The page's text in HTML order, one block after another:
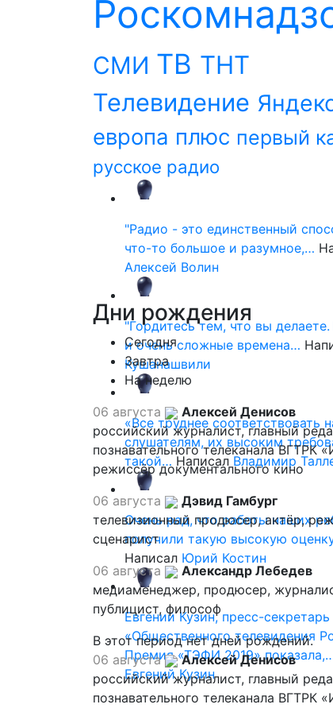
СМИ ТВ ТНТ
Телевидение
европа плюс первый
русское радио
"Радио - это единственный
что-то большое и разумное,…
Алексей Волин
"Гордитесь тем, что вы
и очень сложные времена…
Кушанашвили
«Все труднее соответствовать
слушателям, их высоким
такой… Написал Владимир
Очень рад, что работы наших
получили такую высокую
Написал Юрий Костин
Евгений Кузин, пресс-секретарь
«Общественного телевидения
Премия «ТЭФИ 2019»
Евгений Кузин
Дни рождения
Сегодня
Завтра
На неделю
06 августа
Алексей Денисов
российский журналист, главный
познавательного телеканала ВГТРК
режиссёр документального кино
06 августа
Дэвид Гамбург
телевизионный продюсер, актёр,
сценарист
06 августа
Александр Лебедев
медиаменеджер, продюсер,
публицист, философ
В этот период нет дней рождений.
06 августа
Алексей Денисов
российский журналист, главный
познавательного телеканала ВГТРК